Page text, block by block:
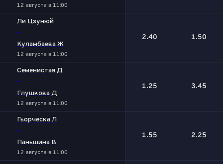
12 августа в 11:00
Ли Цзунюй
-
Куламбаева Ж
12 августа в 11:00
2.40 1.50
Семенистая Д
-
Глушкова Д
12 августа в 11:00
1.25 3.45
Гьорческа Л
-
Паньшина В
12 августа в 11:00
1.55 2.25